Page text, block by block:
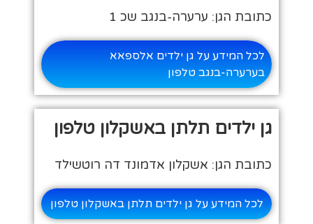
כתובת הגן: ערערה-בנגב שכ 1
לכל המידע על גן ילדים אלספאא
בערערה-בנגב טלפון
גן ילדים תלתן באשקלון טלפון
כתובת הגן: אשקלון אדמונד דה רוטשילד
לכל המידע על גן ילדים תלתן באשקלון טלפון